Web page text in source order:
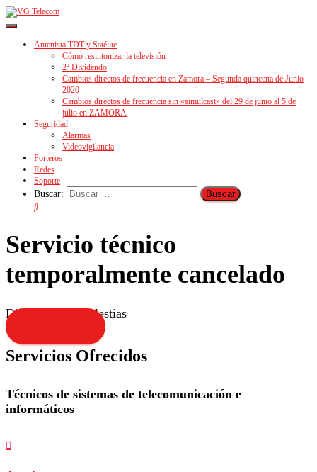
Cambiar
modo
navegación
Antenista TDT y Satélite
Cómo resintonizar la televisión
2º Dividendo
Cambios directos de frecuencia en Zamora – Segunda quincena de Junio
2020
Cambios directos de frecuencia sin «simulcast» del 29 de junio al 5 de
julio en ZAMORA
Seguridad
Alarmas
Videovigilancia
Porteros
Redes
Soporte
Buscar:
Servicio técnico
temporalmente cancelado
Disculpen las molestias
Servicios Ofrecidos
Técnicos de sistemas de telecomunicación e
informáticos